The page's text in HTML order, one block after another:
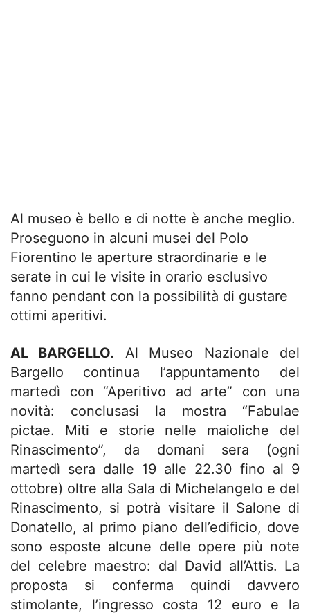
Al museo è bello e di notte è anche meglio.
Proseguono in alcuni musei del Polo
Fiorentino le aperture straordinarie e le
serate in cui le visite in orario esclusivo
fanno pendant con la possibilità di gustare
ottimi aperitivi.
AL BARGELLO. Al Museo Nazionale del
Bargello continua l’appuntamento del
martedì con “Aperitivo ad arte” con una
novità: conclusasi la mostra “Fabulae
pictae. Miti e storie nelle maioliche del
Rinascimento”, da domani sera (ogni
martedì sera dalle 19 alle 22.30 fino al 9
ottobre) oltre alla Sala di Michelangelo e del
Rinascimento, si potrà visitare il Salone di
Donatello, al primo piano dell’edificio, dove
sono esposte alcune delle opere più note
del celebre maestro: dal David all’Attis. La
proposta si conferma quindi davvero
stimolante, l’ingresso costa 12 euro e la